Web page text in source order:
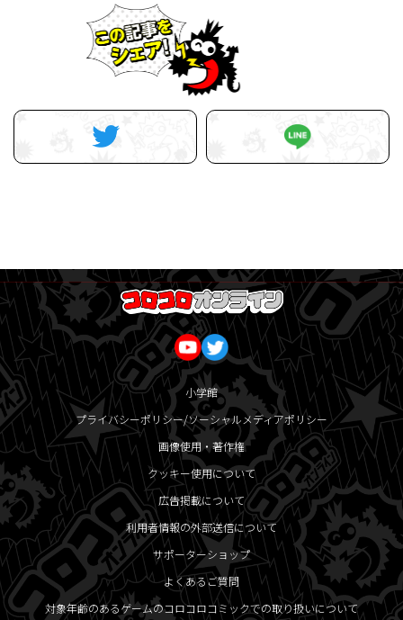
小学館
プライバシーポリシー/ソーシャルメディアポリシー
画像使用・著作権
クッキー使用について
広告掲載について
利用者情報の外部送信について
サポーターショップ
よくあるご質問
対象年齢のあるゲームのコロコロコミックでの取り扱いについて